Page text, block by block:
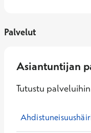
Palvelut
Asiantuntijan
Tutustu